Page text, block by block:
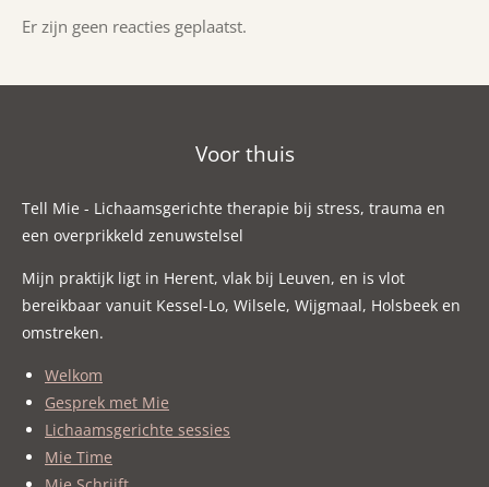
Er zijn geen reacties geplaatst.
Voor thuis
Tell Mie - Lichaamsgerichte therapie bij stress, trauma en
een overprikkeld zenuwstelsel
Mijn praktijk ligt in Herent, vlak bij Leuven, en is vlot
bereikbaar vanuit Kessel-Lo, Wilsele, Wijgmaal, Holsbeek en
omstreken.
Welkom
Gesprek met Mie
Lichaamsgerichte sessies
Mie Time